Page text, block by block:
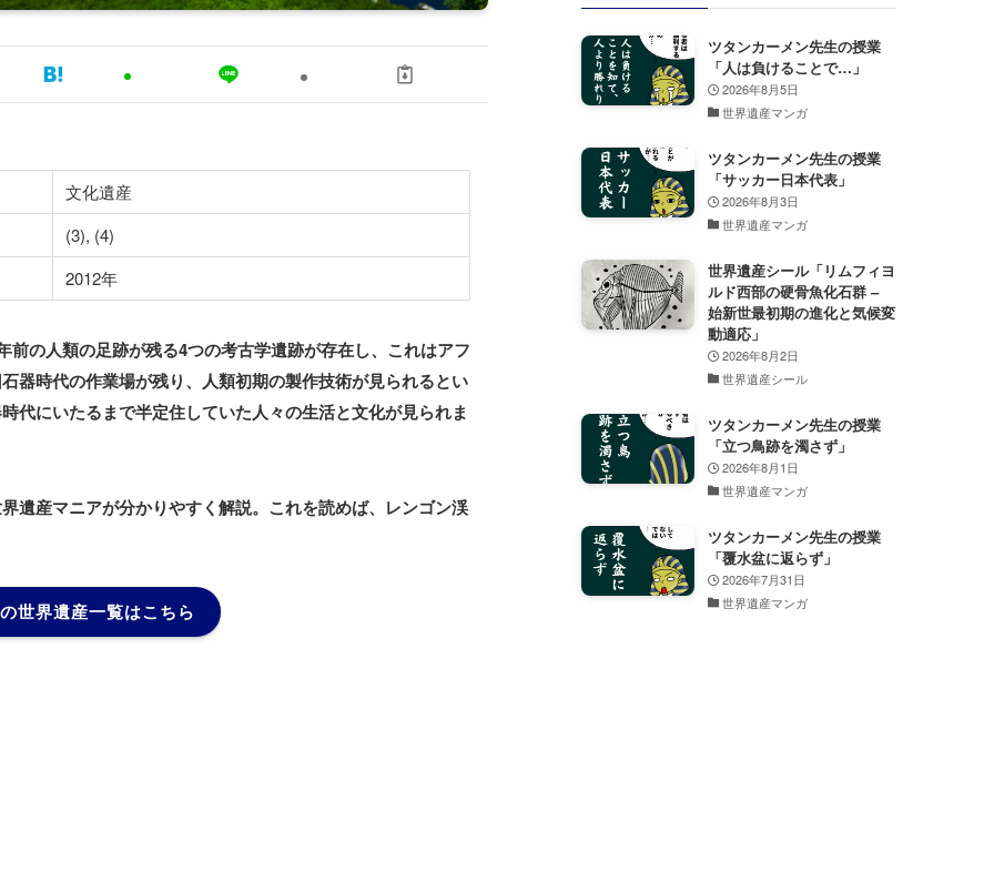
文化遺産
(3), (4)
2012年
の人類の足跡が残る4つの考古学遺跡が存在し、これはアフ
器時代の作業場が残り、人類初期の製作技術が見られるとい
代にいたるまで半定住していた人々の生活と文化が見られま
遺産マニアが分かりやすく解説。これを読めば、レンゴン渓
世界遺産一覧はこちら
ツタンカーメン先生の授業
「人は負けることで…」
2026年8月5日
世界遺産マンガ
ツタンカーメン先生の授業
「サッカー日本代表」
2026年8月3日
世界遺産マンガ
世界遺産シール「リムフィヨ
ルド西部の硬骨魚化石群 –
始新世最初期の進化と気候変
動適応」
2026年8月2日
世界遺産シール
ツタンカーメン先生の授業
「立つ鳥跡を濁さず」
2026年8月1日
世界遺産マンガ
ツタンカーメン先生の授業
「覆水盆に返らず」
2026年7月31日
世界遺産マンガ